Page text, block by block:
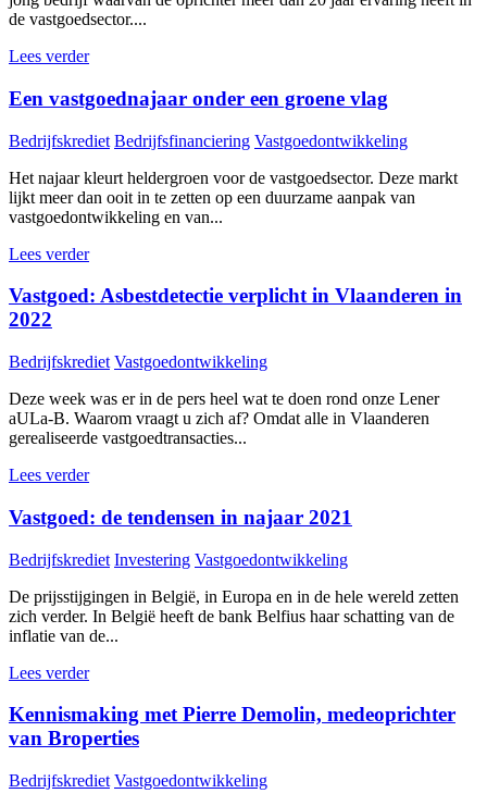
de vastgoedsector....
Lees verder
Een vastgoednajaar onder een groene vlag
Bedrijfskrediet Bedrijfsfinanciering Vastgoedontwikkeling
Het najaar kleurt heldergroen voor de vastgoedsector. Deze markt
lijkt meer dan ooit in te zetten op een duurzame aanpak van
vastgoedontwikkeling en van...
Lees verder
Vastgoed: Asbestdetectie verplicht in Vlaanderen in
2022
Bedrijfskrediet Vastgoedontwikkeling
Deze week was er in de pers heel wat te doen rond onze Lener
aULa-B. Waarom vraagt u zich af? Omdat alle in Vlaanderen
gerealiseerde vastgoedtransacties...
Lees verder
Vastgoed: de tendensen in najaar 2021
Bedrijfskrediet Investering Vastgoedontwikkeling
De prijsstijgingen in België, in Europa en in de hele wereld zetten
zich verder. In België heeft de bank Belfius haar schatting van de
inflatie van de...
Lees verder
Kennismaking met Pierre Demolin, medeoprichter
van Broperties
Bedrijfskrediet Vastgoedontwikkeling